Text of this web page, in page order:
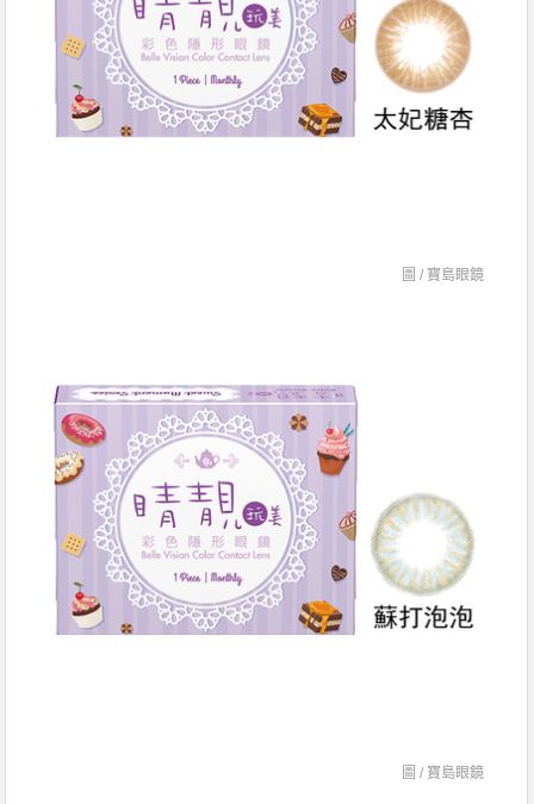
圖 / 寶島眼鏡
圖 / 寶島眼鏡